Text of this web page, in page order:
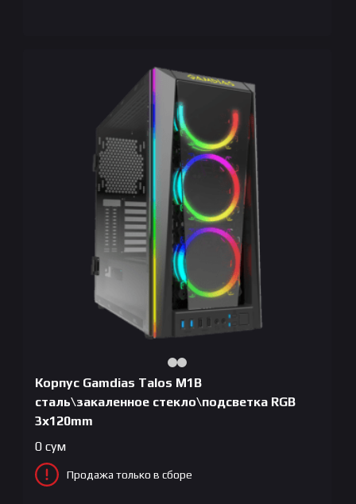
Корпус Gamdias Talos M1B
сталь\закаленное стекло\подсветка RGB
3x120mm
0 сум
Продажа только в сборе